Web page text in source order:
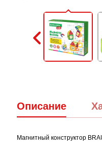
Описание
Магнитный конструктор